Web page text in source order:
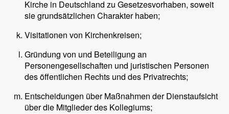
Kirche in Deutschland zu Gesetzesvorhaben, soweit
sie grundsätzlichen Charakter haben;
Visitationen von Kirchenkreisen;
Gründung von und Beteiligung an
Personengesellschaften und juristischen Personen
des öffentlichen Rechts und des Privatrechts;
Entscheidungen über Maßnahmen der Dienstaufsicht
über die Mitglieder des Kollegiums;